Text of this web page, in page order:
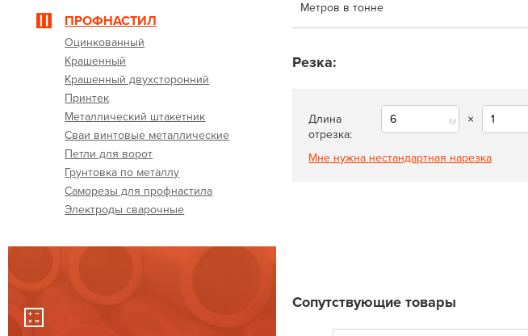
ПРОФНАСТИЛ
Оцинкованный
Крашенный
Крашенный двухсторонний
Принтек
Металлический штакетник
Сваи винтовые металлические
Петли для ворот
Грунтовка по металлу
Саморезы для профнастила
Электроды сварочные
Метров в тонне
Резка:
Длина
отрезка:
м ×
Мне нужна нестандартная нарезка
Сопутствующие товары